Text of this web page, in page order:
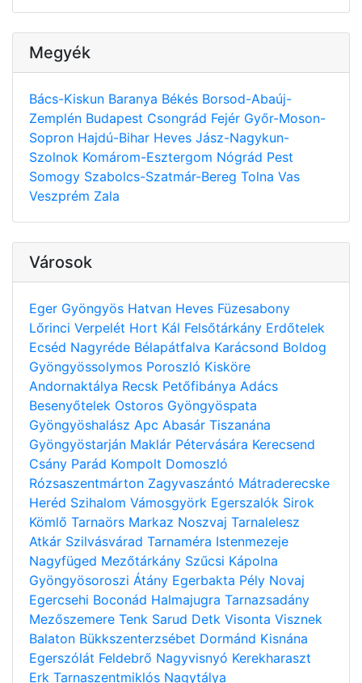
Megyék
Bács-Kiskun Baranya Békés Borsod-Abaúj-
Zemplén Budapest Csongrád Fejér Győr-Moson-
Sopron Hajdú-Bihar Heves Jász-Nagykun-
Szolnok Komárom-Esztergom Nógrád Pest
Somogy Szabolcs-Szatmár-Bereg Tolna Vas
Veszprém Zala
Városok
Eger Gyöngyös Hatvan Heves Füzesabony
Lőrinci Verpelét Hort Kál Felsőtárkány Erdőtelek
Ecséd Nagyréde Bélapátfalva Karácsond Boldog
Gyöngyössolymos Poroszló Kisköre
Andornaktálya Recsk Petőfibánya Adács
Besenyőtelek Ostoros Gyöngyöspata
Gyöngyöshalász Apc Abasár Tiszanána
Gyöngyöstarján Maklár Pétervására Kerecsend
Csány Parád Kompolt Domoszló
Rózsaszentmárton Zagyvaszántó Mátraderecske
Heréd Szihalom Vámosgyörk Egerszalók Sirok
Kömlő Tarnaörs Markaz Noszvaj Tarnalelesz
Atkár Szilvásvárad Tarnaméra Istenmezeje
Nagyfüged Mezőtárkány Szűcsi Kápolna
Gyöngyösoroszi Átány Egerbakta Pély Novaj
Egercsehi Boconád Halmajugra Tarnazsadány
Mezőszemere Tenk Sarud Detk Visonta Visznek
Balaton Bükkszenterzsébet Dormánd Kisnána
Egerszólát Feldebrő Nagyvisnyó Kerekharaszt
Erk Tarnaszentmiklós Nagytálya